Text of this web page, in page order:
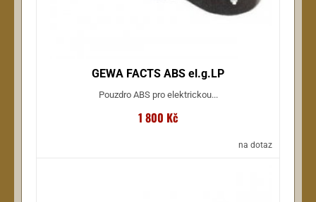
GEWA FACTS ABS el.g.LP
Pouzdro ABS pro elektrickou...
1 800 Kč
na dotaz